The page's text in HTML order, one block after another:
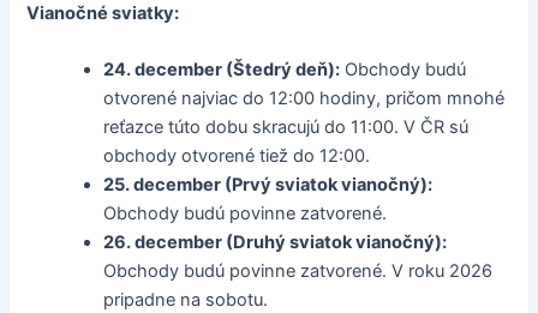
Vianočné sviatky:
24. december (Štedrý deň): Obchody budú
otvorené najviac do 12:00 hodiny, pričom mnohé
reťazce túto dobu skracujú do 11:00. V ČR sú
obchody otvorené tiež do 12:00.
25. december (Prvý sviatok vianočný):
Obchody budú povinne zatvorené.
26. december (Druhý sviatok vianočný):
Obchody budú povinne zatvorené. V roku 2026
pripadne na sobotu.